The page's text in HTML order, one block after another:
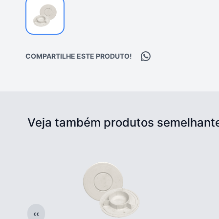
COMPARTILHE ESTE PRODUTO! Compartilhar no
Veja também produtos
‹‹